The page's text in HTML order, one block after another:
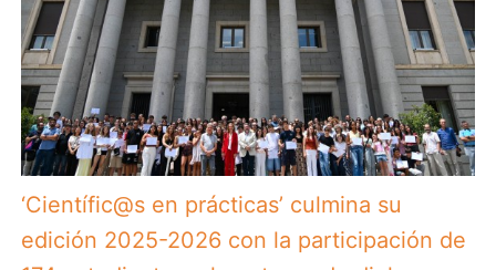
‘Científic@s en prácticas’ culmina su
edición 2025-2026 con la participación de